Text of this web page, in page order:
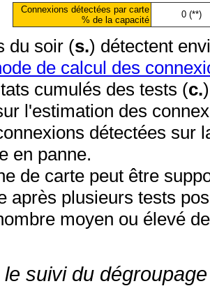
Connexions détectées par carte
% de la capacité
0 (**)
du soir (s.) détectent
de calcul des
cumulés des tests (c.
l'estimation des
détectées sur
en panne.
de carte peut être
après plusieurs tests
moyen ou élevé
le suivi du